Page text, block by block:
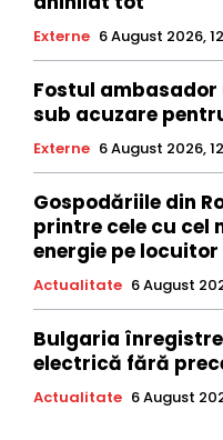
Externe 6 August 2026,
Fostul ambasador
sub acuzare
Externe 6 August 2026,
Gospodăriile din
printre cele cu cel
energie pe locuitor
Actualitate 6 August
Bulgaria
electrică fără
Actualitate 6 August